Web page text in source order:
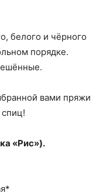
белого и чёрного
порядке.
вами пряжи
«Рис»).